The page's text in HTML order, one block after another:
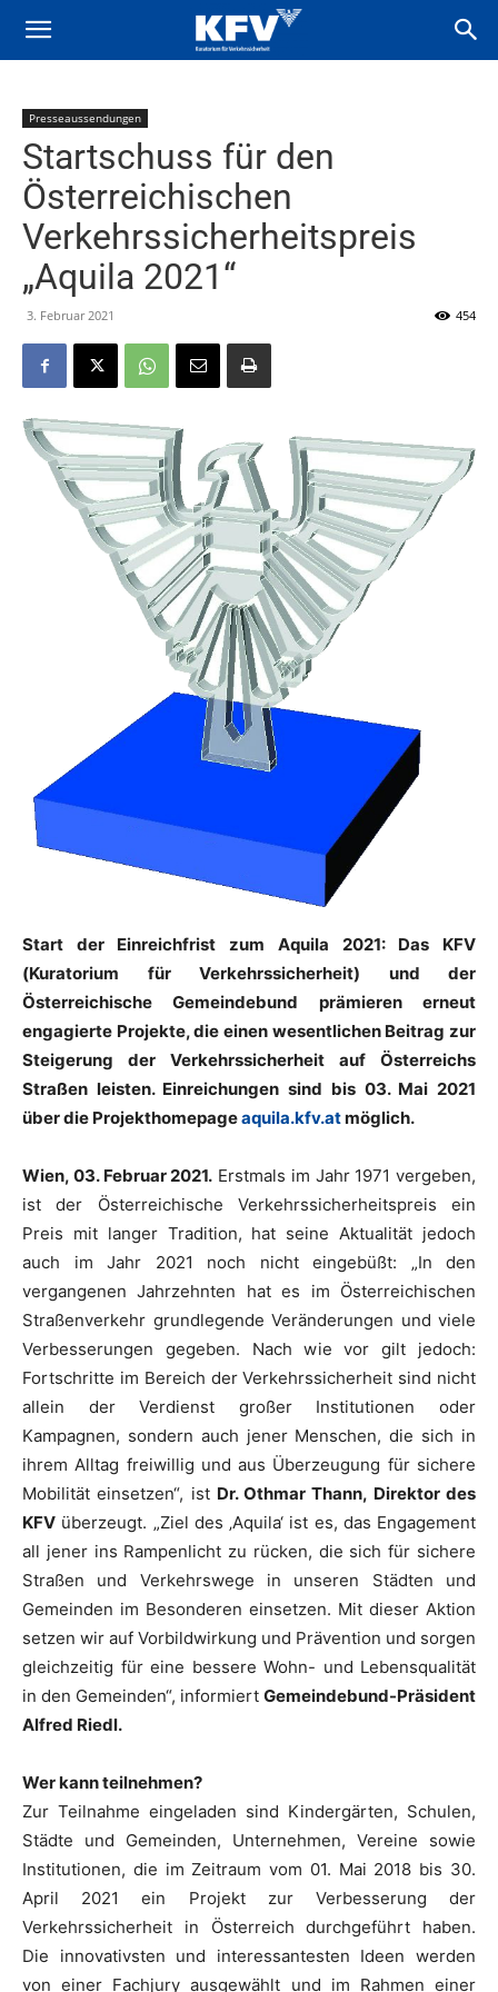
Presseaussendungen
Startschuss für den
Österreichischen
Verkehrssicherheitspreis
„Aquila 2021“
3. Februar 2021 454
Start der Einreichfrist zum Aquila 2021: Das KFV
(Kuratorium für Verkehrssicherheit) und der
Österreichische Gemeindebund prämieren erneut
engagierte Projekte, die einen wesentlichen Beitrag zur
Steigerung der Verkehrssicherheit auf Österreichs
Straßen leisten. Einreichungen sind bis 03. Mai 2021
über die Projekthomepageaquila.kfv.atmöglich.
Wien, 03. Februar 2021. Erstmals im Jahr 1971 vergeben,
ist der Österreichische Verkehrssicherheitspreis ein
Preis mit langer Tradition, hat seine Aktualität jedoch
auch im Jahr 2021 noch nicht eingebüßt: „In den
vergangenen Jahrzehnten hat es im Österreichischen
Straßenverkehr grundlegende Veränderungen und viele
Verbesserungen gegeben. Nach wie vor gilt jedoch:
Fortschritte im Bereich der Verkehrssicherheit sind nicht
allein der Verdienst großer Institutionen oder
Kampagnen, sondern auch jener Menschen, die sich in
ihrem Alltag freiwillig und aus Überzeugung für sichere
Mobilität einsetzen“, ist Dr. Othmar Thann, Direktor des
KFV überzeugt. „Ziel des ‚Aquila‘ ist es, das Engagement
all jener ins Rampenlicht zu rücken, die sich für sichere
Straßen und Verkehrswege in unseren Städten und
Gemeinden im Besonderen einsetzen. Mit dieser Aktion
setzen wir auf Vorbildwirkung und Prävention und sorgen
gleichzeitig für eine bessere Wohn- und Lebensqualität
in den Gemeinden“, informiert Gemeindebund-Präsident
Alfred Riedl.
Wer kann teilnehmen?
Zur Teilnahme eingeladen sind Kindergärten, Schulen,
Städte und Gemeinden, Unternehmen, Vereine sowie
Institutionen, die im Zeitraum vom 01. Mai 2018 bis 30.
April 2021 ein Projekt zur Verbesserung der
Verkehrssicherheit in Österreich durchgeführt haben.
Die innovativsten und interessantesten Ideen werden
von einer Fachjury ausgewählt und im Rahmen einer